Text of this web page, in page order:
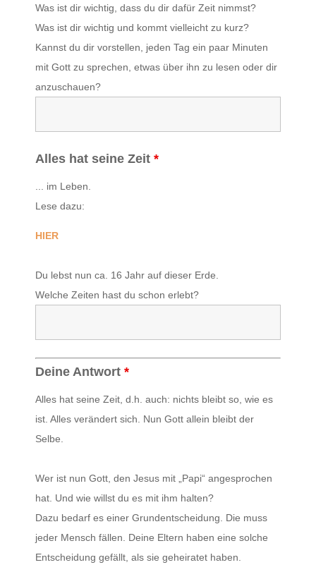
Was ist dir wichtig, dass du dir dafür Zeit nimmst?
Was ist dir wichtig und kommt vielleicht zu kurz?
Kannst du dir vorstellen, jeden Tag ein paar Minuten
mit Gott zu sprechen, etwas über ihn zu lesen oder dir
anzuschauen?
Alles hat seine Zeit *
... im Leben.
Lese dazu:
HIER
Du lebst nun ca. 16 Jahr auf dieser Erde.
Welche Zeiten hast du schon erlebt?
Deine Antwort *
Alles hat seine Zeit, d.h. auch: nichts bleibt so, wie es
ist. Alles verändert sich. Nun Gott allein bleibt der
Selbe.
Wer ist nun Gott, den Jesus mit „Papi“ angesprochen
hat. Und wie willst du es mit ihm halten?
Dazu bedarf es einer Grundentscheidung. Die muss
jeder Mensch fällen. Deine Eltern haben eine solche
Entscheidung gefällt, als sie geheiratet haben.